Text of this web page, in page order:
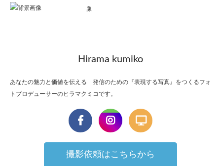
Hirama kumiko
あなたの魅力と価値を伝える 発信のための『表現する写真』をつくるフォ
トプロデューサーのヒラマクミコです。
撮影依頼はこちらから